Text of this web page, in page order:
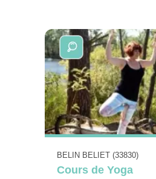
BELIN BELIET (33830)
Cours de Yoga